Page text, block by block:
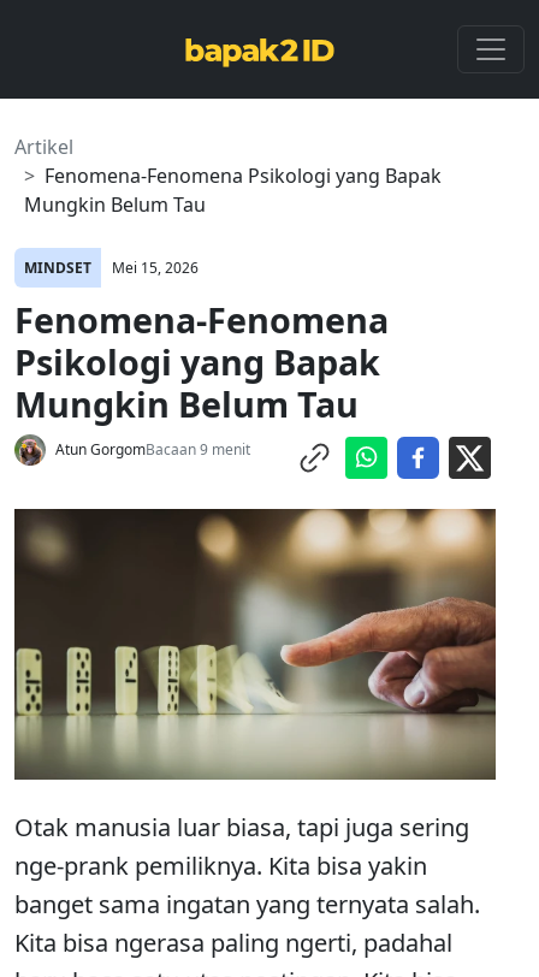
Artikel
Fenomena-Fenomena Psikologi yang Bapak
Mungkin Belum Tau
MINDSET Mei 15, 2026
Fenomena-Fenomena
Psikologi yang Bapak
Mungkin Belum Tau
Atun GorgomBacaan 9 menit
Otak manusia luar biasa, tapi juga sering
nge-prank pemiliknya. Kita bisa yakin
banget sama ingatan yang ternyata salah.
Kita bisa ngerasa paling ngerti, padahal